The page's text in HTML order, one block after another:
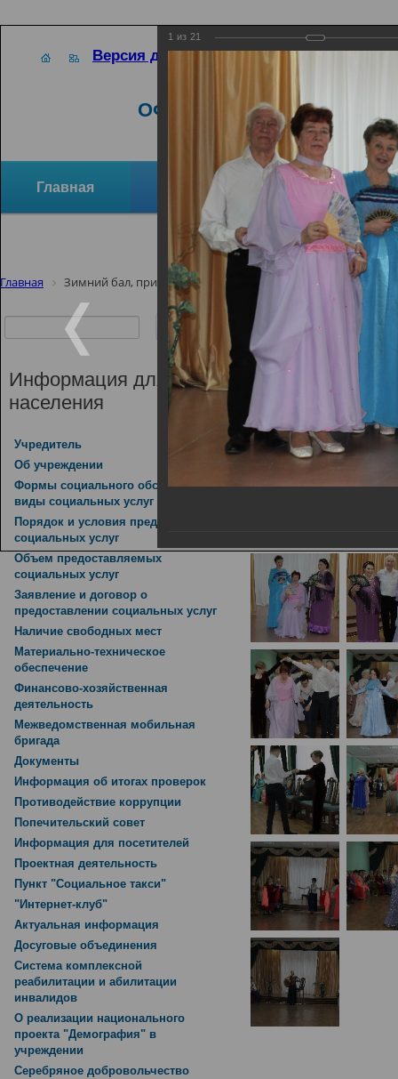
Версия для слабовидящих
ОФИЦИАЛЬНЫЙ САЙТ
Главная Новости Отзывы и
Активное долголетие
Главная Зимний бал, приуроченный ко дню памяти А.С.Пушкина
Зимний
памяти
Зимний бал,
14.02.2019
Информация для
населения
Учредитель
Об учреждении
Формы социального обслуживания,
виды социальных услуг
Порядок и условия предоставления
социальных услуг
Объем предоставляемых
социальных услуг
Заявление и договор о
предоставлении социальных услуг
Наличие свободных мест
Материально-техническое
обеспечение
Финансово-хозяйственная
деятельность
Межведомственная мобильная
бригада
Документы
Информация об итогах проверок
Противодействие коррупции
Попечительский совет
Информация для посетителей
Проектная деятельность
Пункт "Социальное такси"
"Интернет-клуб"
Актуальная информация
Досуговые объединения
Система комплексной
реабилитации и абилитации
инвалидов
О реализации национального
проекта "Демография" в
учреждении
Серебряное добровольчество
1 из 21